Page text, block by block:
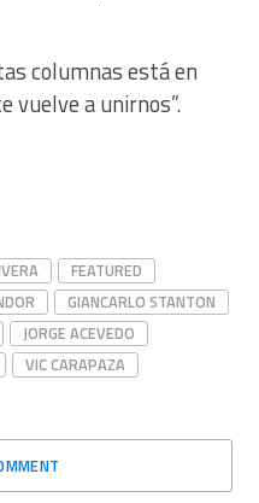
columnas está en
vuelve a unirnos”.
FEATURED
GIANCARLO STANTON
JORGE ACEVEDO
VIC CARAPAZA